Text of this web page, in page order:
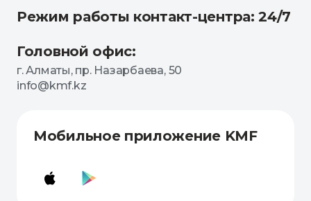
Режим работы контакт-центра: 24/7
Головной офис:
г. Алматы, пр. Назарбаева, 50
info@kmf.kz
Мобильное приложение KMF